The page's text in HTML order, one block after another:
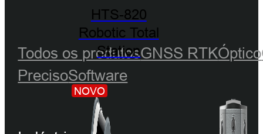
HTS-820
Robotic Total
Station
NOVO
Todos os produtosGNSS RTKÓptico
PrecisoSoftware